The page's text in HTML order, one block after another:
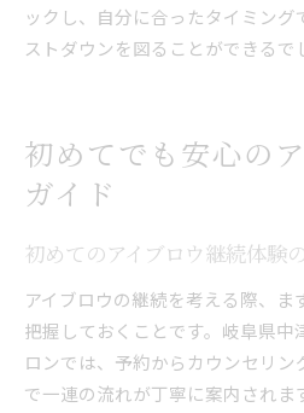
ックし、自分に合ったタイミング
ストダウンを図ることができるで
初めてでも安心の
ガイド
初めてのアイブロウ継続体験
アイブロウの継続を考える際、ま
把握しておくことです。岐阜県中
ロンでは、予約からカウンセリン
で一連の流れが丁寧に案内されま